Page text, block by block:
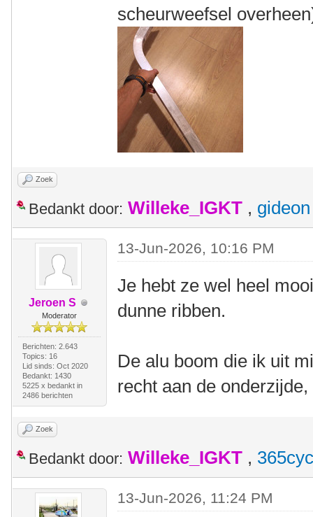
scheurweefsel
Zoek
Bedankt door: Willeke_IGKT , gideon
Jeroen S
Moderator
Berichten: 2.643
Topics: 16
Lid sinds: Oct 2020
Bedankt: 1430
5225 x bedankt in
2486 berichten
13-Jun-2026, 10:16 PM
Je hebt ze wel heel
dunne ribben.
De alu boom die ik uit
recht aan de
Zoek
Bedankt door: Willeke_IGKT ,
13-Jun-2026, 11:24 PM